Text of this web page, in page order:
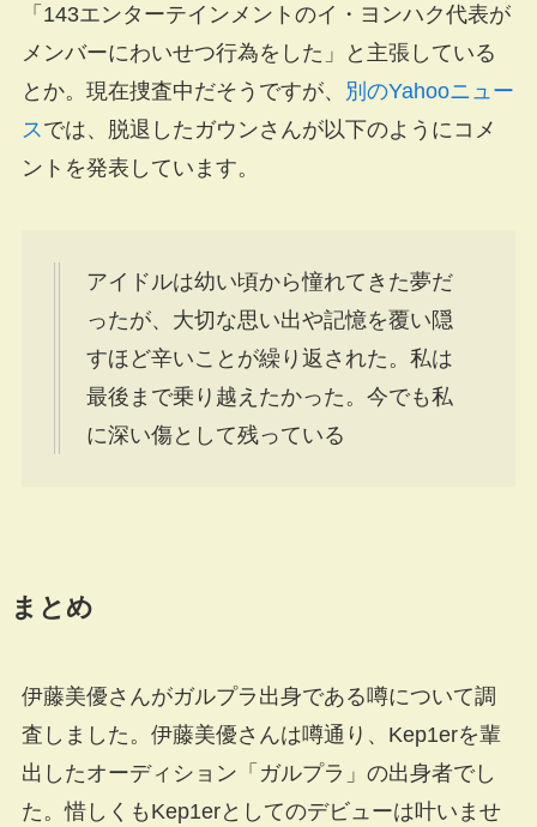
「143エンターテインメントのイ・ヨンハク代表が
メンバーにわいせつ行為をした」と主張している
とか。現在捜査中だそうですが、
別のYahooニュー
ス では、脱退したガウンさんが以下のようにコメ
ントを発表しています。
アイドルは幼い頃から憧れてきた夢だ
ったが、大切な思い出や記憶を覆い隠
すほど辛いことが繰り返された。私は
最後まで乗り越えたかった。今でも私
に深い傷として残っている
まとめ
伊藤美優さんがガルプラ出身である噂について調
査しました。伊藤美優さんは噂通り、Kep1erを輩
出したオーディション「ガルプラ」の出身者でし
た。惜しくもKep1erとしてのデビューは叶いませ